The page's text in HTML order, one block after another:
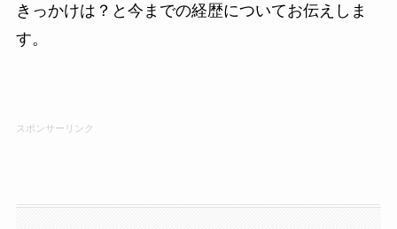
きっかけは？と今までの経歴についてお伝えしま
す。
スポンサーリンク